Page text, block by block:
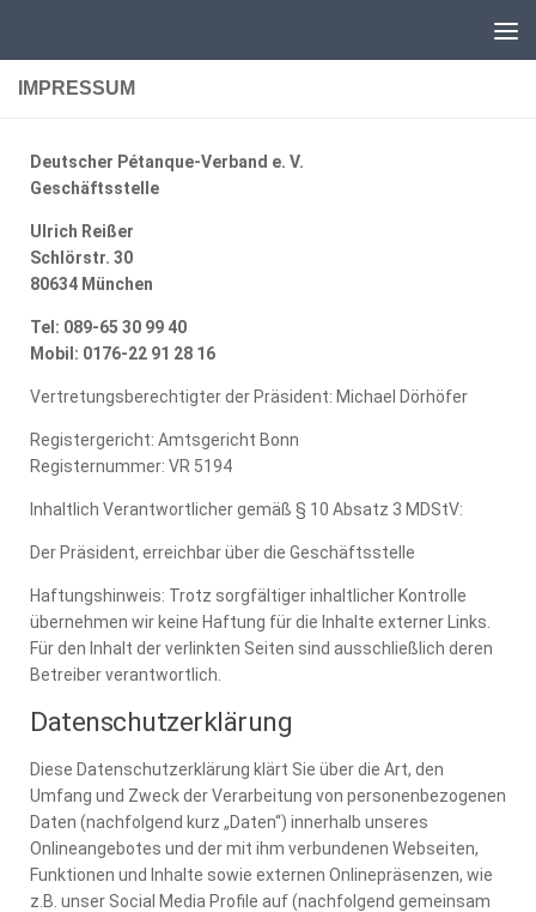
IMPRESSUM
Deutscher Pétanque-Verband e. V.
Geschäftsstelle
Ulrich Reißer
Schlörstr. 30
80634 München
Tel: 089-65 30 99 40
Mobil: 0176-22 91 28 16
Vertretungsberechtigter der Präsident: Michael Dörhöfer
Registergericht: Amtsgericht Bonn
Registernummer: VR 5194
Inhaltlich Verantwortlicher gemäß § 10 Absatz 3 MDStV:
Der Präsident, erreichbar über die Geschäftsstelle
Haftungshinweis: Trotz sorgfältiger inhaltlicher Kontrolle
übernehmen wir keine Haftung für die Inhalte externer Links.
Für den Inhalt der verlinkten Seiten sind ausschließlich deren
Betreiber verantwortlich.
Datenschutzerklärung
Diese Datenschutzerklärung klärt Sie über die Art, den
Umfang und Zweck der Verarbeitung von personenbezogenen
Daten (nachfolgend kurz „Daten“) innerhalb unseres
Onlineangebotes und der mit ihm verbundenen Webseiten,
Funktionen und Inhalte sowie externen Onlinepräsenzen, wie
z.B. unser Social Media Profile auf (nachfolgend gemeinsam